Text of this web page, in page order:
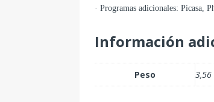
· Programas adicionales: Picasa,
Información
Peso 3,56